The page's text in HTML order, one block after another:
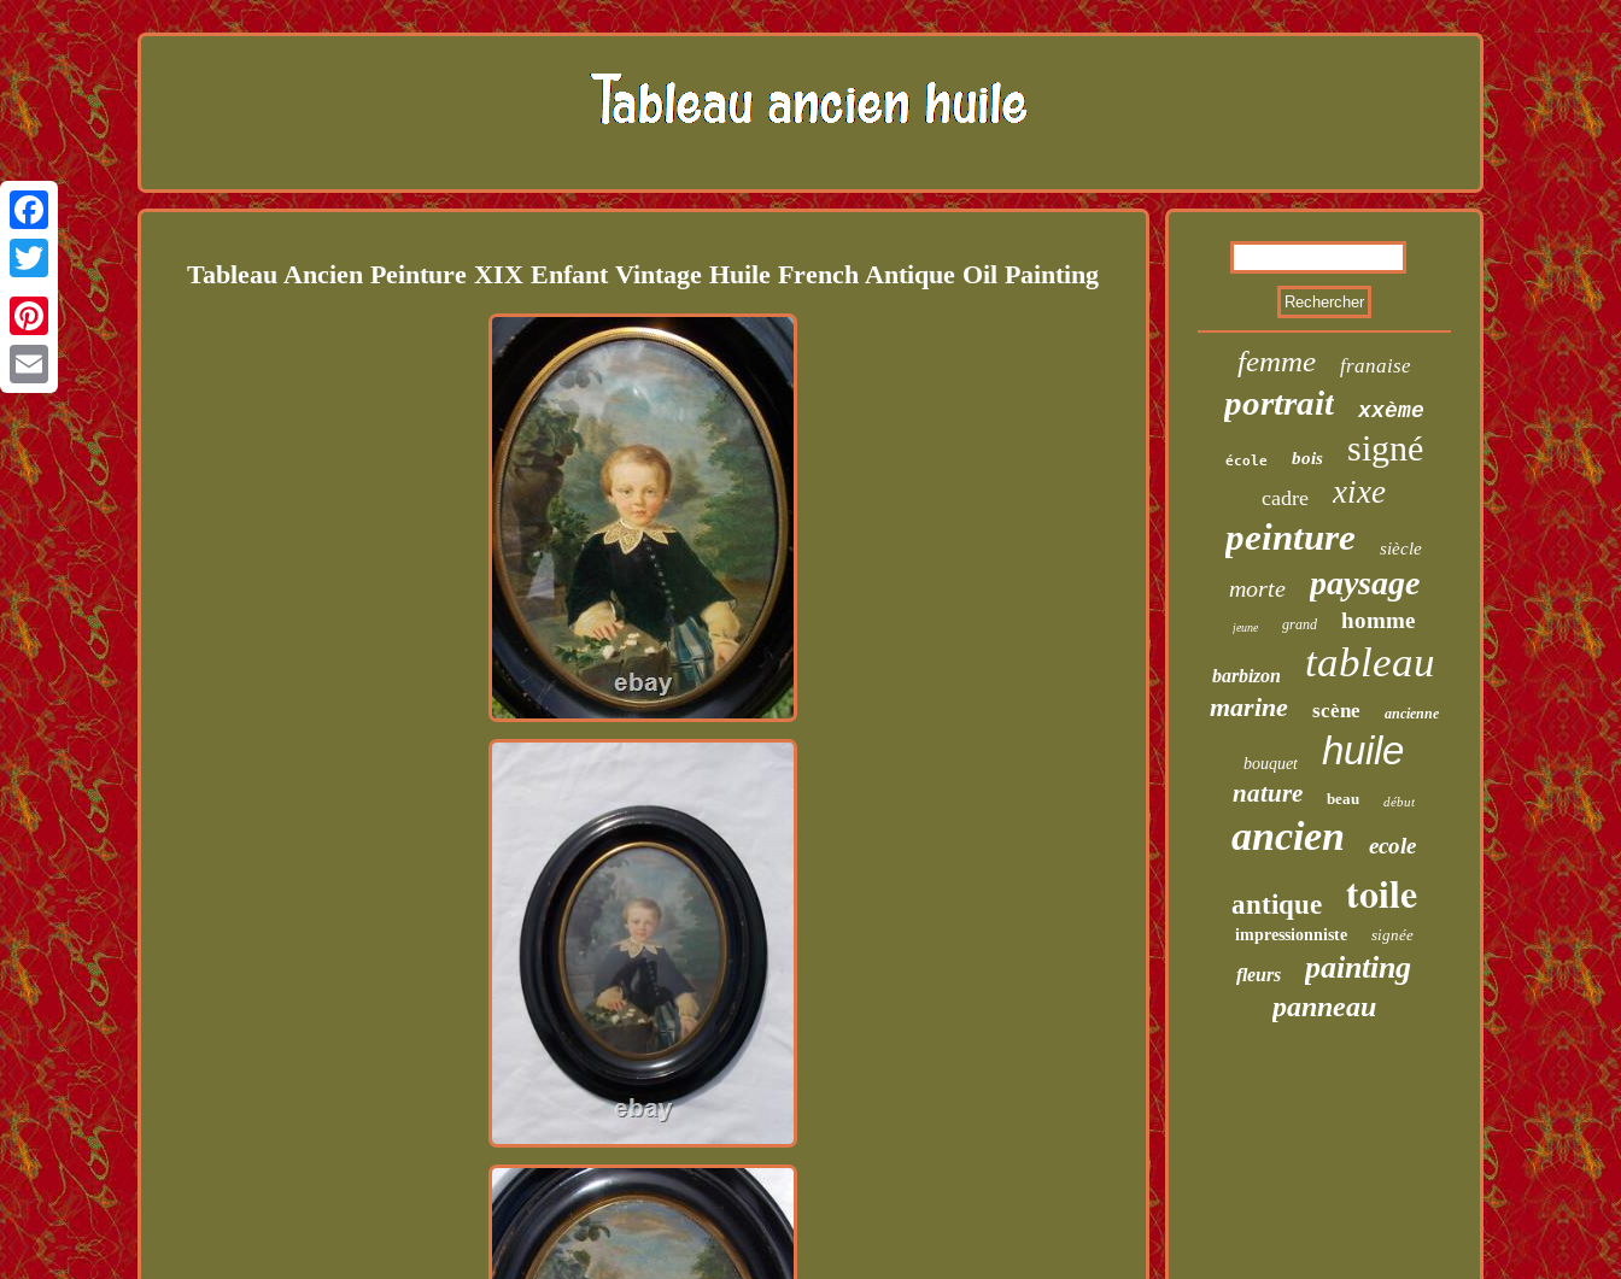
Facebook
Twitter
Pinterest
Email
Tableau Ancien Peinture XIX Enfant Vintage Huile French Antique Oil Painting
femme franaise
portrait xxème
école bois signé
cadre xixe
peinture siècle
morte paysage
jeune grand homme
barbizon tableau
marine scène ancienne
bouquet huile
nature beau début
ancien ecole
antique toile
impressionniste signée
fleurs painting
panneau